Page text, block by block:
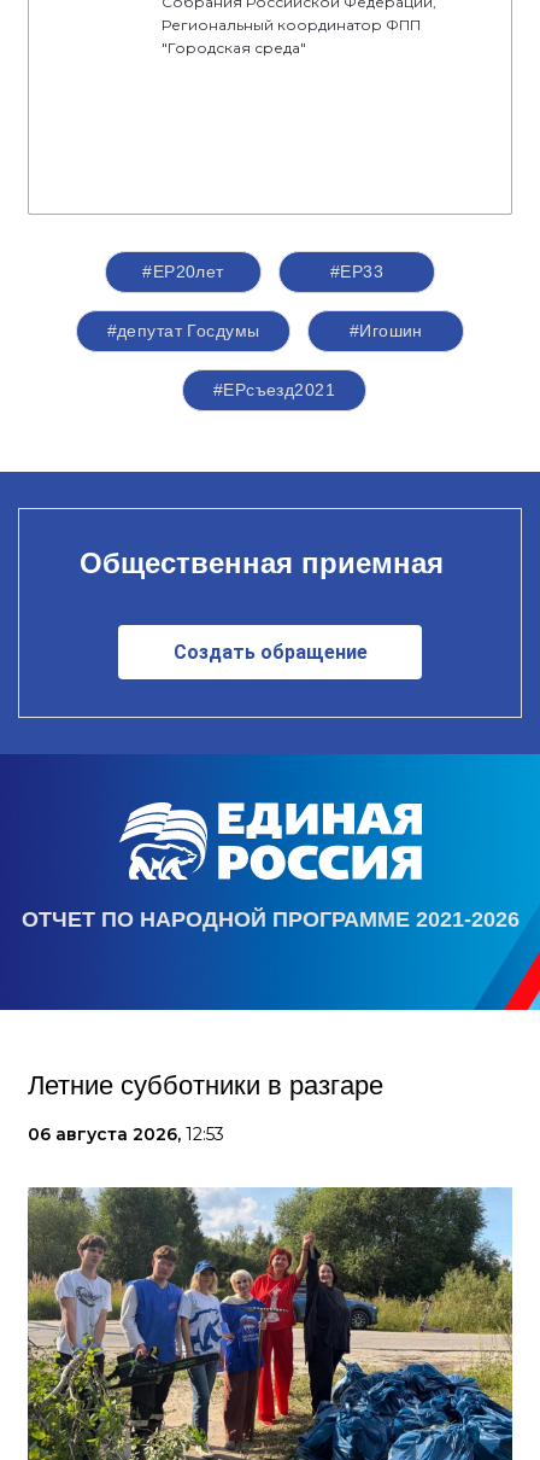
Региональный координатор ФПП
"Городская среда"
#ЕР20лет #ЕР33
#депутат Госдумы #Игошин
#ЕРсъезд2021
Общественная приемная
Создать обращение
ОТЧЕТ ПО НАРОДНОЙ ПРОГРАММЕ 2021-2026
Летние субботники в разгаре
06 августа 2026, 12:53